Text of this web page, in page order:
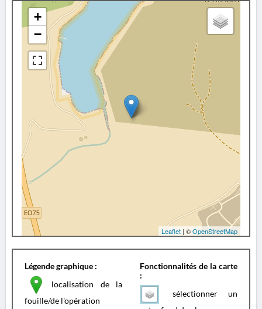
+
−
Leaflet | ©OpenStreetMap
Légende graphique :
localisation de la
fouille/de l'opération
Fonctionnalités de la carte
:
sélectionner un